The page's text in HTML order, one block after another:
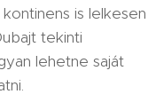
is lelkesen
tekinti
lehetne saját